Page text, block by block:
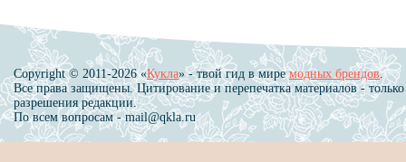
Copyright © 2011-2026 «Кукла» - твой гид в миремодных брендов.
Все права защищены. Цитирование и перепечатка материалов - только
разрешения редакции.
По всем вопросам - mail@qkla.ru